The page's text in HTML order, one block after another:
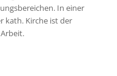
In einer
kath. Kirche ist der